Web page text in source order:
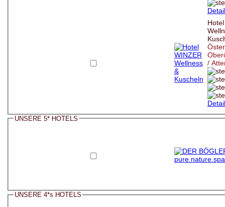
/
UNSERE 5* HOTELS
UNSERE 4*s HOTELS